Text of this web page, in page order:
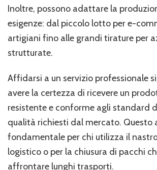
Inoltre, possono adattare la
esigenze: dal piccolo lotto per e-
artigiani fino alle grandi tirature per
strutturate.
Affidarsi a un servizio professionale
avere la certezza di ricevere un
resistente e conforme agli standard
qualità richiesti dal mercato. Questo
fondamentale per chi utilizza il
logistico o per la chiusura di pacchi
affrontare lunghi trasporti.